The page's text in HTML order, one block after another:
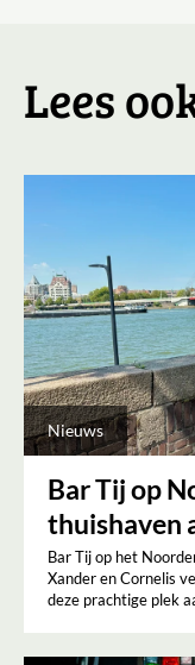
Lees
Nieuws
Bar Tij op
thuishaven
Bar Tij op het
Xander en Cornelis
deze prachtige plek